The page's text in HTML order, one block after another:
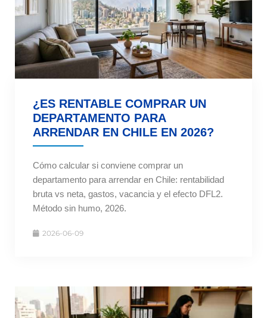
¿ES RENTABLE COMPRAR UN
DEPARTAMENTO PARA
ARRENDAR EN CHILE EN 2026?
Cómo calcular si conviene comprar un
departamento para arrendar en Chile: rentabilidad
bruta vs neta, gastos, vacancia y el efecto DFL2.
Método sin humo, 2026.
2026-06-09